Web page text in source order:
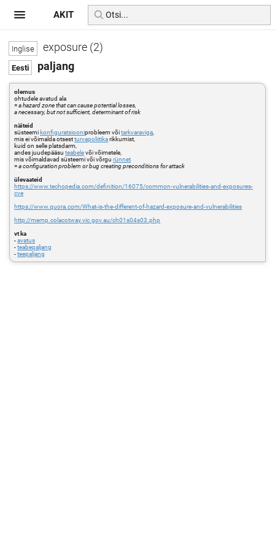
exposure (2)
paljang
olemus
ohtudele avatud ala
=a hazard zone that can cause potential losses,
a necessary, but not sufficient, determinant of risk
näiteid
süsteemi konfiguratsiooniprobleem võitarkvaraviga
mis ei võimalda otsestturvapoliitikarikkumist,
kuid on selle platsdarm,
andes juudepääsuteabelevõi võimetele,
mis võimaldavad süsteemi või võrgurünnet
=a configuration problem or bug creating preconditions for attack
ülevaateid
https://www.techopedia.com/definition/16075/common-vulnerabilities-and-exposures-
cve
https://www.quora.com/What-is-the-different-of-hazard-exposure-and-vulnerabilities
http://memp.colacotway.vic.gov.au/ch01s04s03.php
vt ka
-avatus
-teabepaljang
-teepaljang
AKIT